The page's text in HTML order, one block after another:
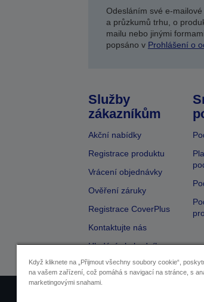
Odesláním své e-
a průzkumů trhu, o
mailu nebo jinými
popsáno v Prohlášení o
Služby
zákazníkům
Akční nabídky
Registrace produktu
Vrácení objednávky
Ověření záruky
Registrace CoverPlus
Kontaktujte nás
Hledání obchodníka
Když kliknete na „Přijmout všechny soubory cookie“,
na vašem zařízení, což pomáhá s navigací na stránce, s
marketingovými snahami.